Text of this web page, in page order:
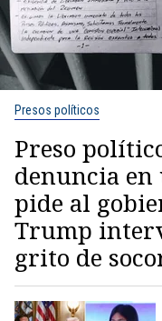
Presos políticos
Preso
denuncia
pide al
Trump
grito de